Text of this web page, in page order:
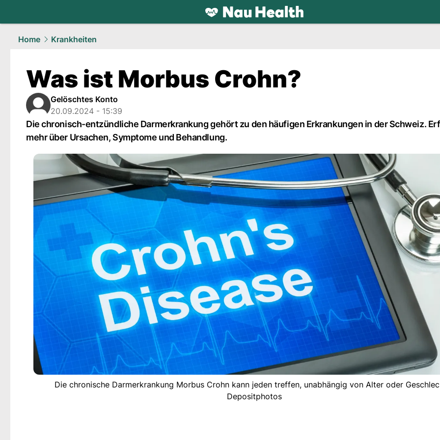
health.NAU.ch
Home
Krankheiten
Was ist Morbus Crohn?
Gelöschtes Konto
20.09.2024 - 15:39
Die chronisch-entzündliche Darmerkrankung gehört zu den häufigen Erkrankungen in der Schweiz.
mehr über Ursachen, Symptome und Behandlung.
Die chronische Darmerkrankung Morbus Crohn kann jeden treffen, unabhängig von Alter oder
Depositphotos